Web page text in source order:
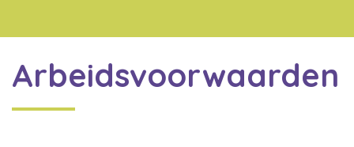
Arbeidsvoorwaarden